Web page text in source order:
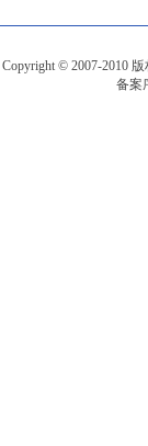
Copyright © 2007-2010
备案